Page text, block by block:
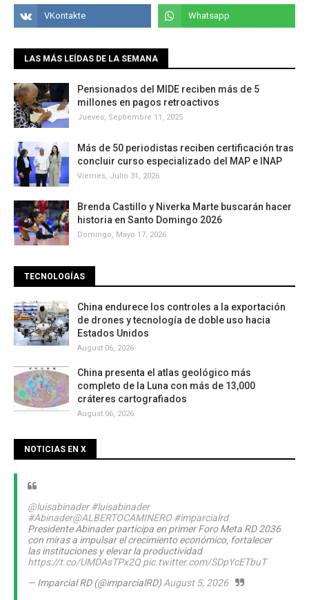
LAS MÁS LEÍDAS DE LA SEMANA
Pensionados del MIDE reciben más de 5
millones en pagos retroactivos
Jueves, Septiembre 11, 2025
Más de 50 periodistas reciben certificación tras
concluir curso especializado del MAP e INAP
Viernes, Julio 31, 2026
Brenda Castillo y Niverka Marte buscarán hacer
historia en Santo Domingo 2026
Domingo, Mayo 17, 2026
TECNOLOGÍAS
China endurece los controles a la exportación
de drones y tecnología de doble uso hacia
Estados Unidos
August 06, 2026
China presenta el atlas geológico más
completo de la Luna con más de 13,000
cráteres cartografiados
August 06, 2026
NOTICIAS EN X
@luisabinader #luisabinader
#Abinader@ALBERTOCAMINERO #imparcialrd
Presidente Abinader participa en primer Foro Meta RD 2036
con miras a impulsar el crecimiento económico, fortalecer
las instituciones y elevar la productividad
https://t.co/UMDAsTPx2Q pic.twitter.com/SDpYcETbuT
— Imparcial RD (@imparcialRD)August 5, 2026